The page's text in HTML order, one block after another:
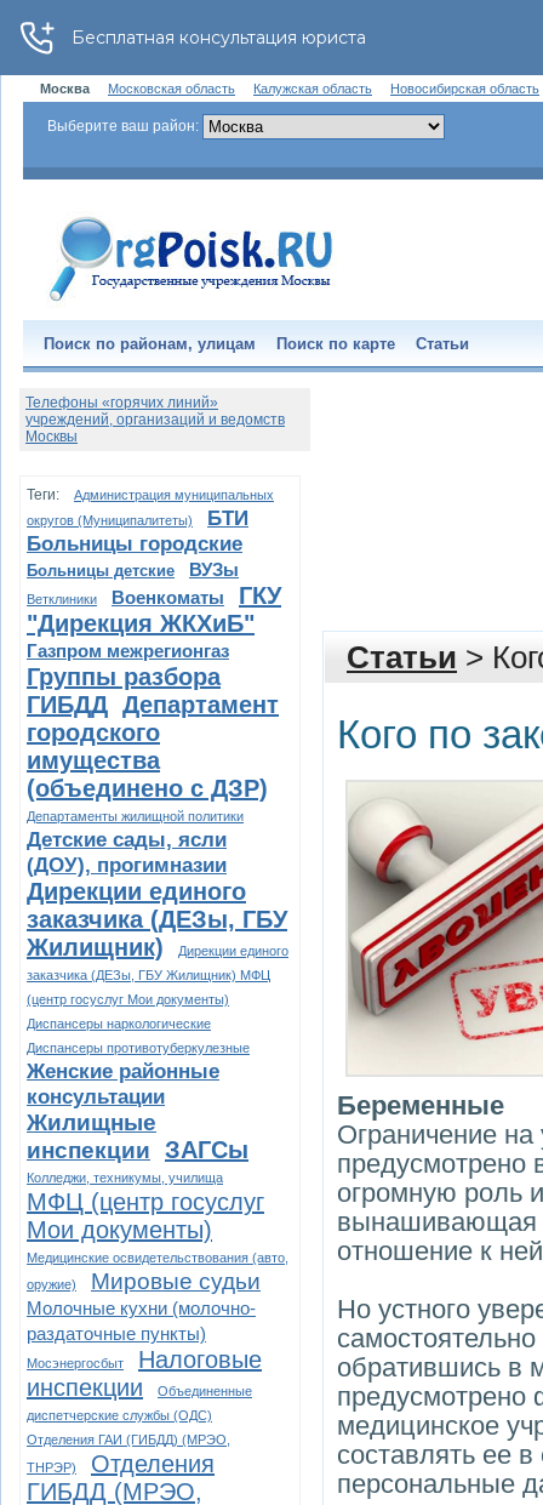
Москва Московская область Калужская область Новосибирская область
Выберите ваш район:
Поиск по районам, улицам Поиск по карте Статьи
Статьи >
Кого по
Беременные
Ограничение
предусмотрено
огромную роль
вынашивающая
отношение к
Но устного
обратившись в
предусмотрено
медицинское
составлять ее
персональные
Телефоны «горячих линий»
учреждений, организаций и ведомств
Москвы
Теги:
Администрация муниципальных
округов (Муниципалитеты)
БТИ
Больницы городские
Больницы детские ВУЗы
Ветклиники Военкоматы
ГКУ
"Дирекция ЖКХиБ"
Газпром межрегионгаз
Группы разбора
ГИБДД Департамент
городского
имущества
(объединено с ДЗР)
Департаменты жилищной политики
Детские сады, ясли
(ДОУ), прогимназии
Дирекции единого
заказчика (ДЕЗы, ГБУ
Жилищник)
Дирекции единого
заказчика (ДЕЗы, ГБУ Жилищник) МФЦ
(центр госуслуг Мои документы)
Диспансеры наркологические
Диспансеры противотуберкулезные
Женские районные
консультации
Жилищные
инспекции
ЗАГСы
Колледжи, техникумы, училища
МФЦ (центр госуслуг
Мои документы)
Медицинские освидетельствования (авто,
оружие)
Мировые судьи
Молочные кухни (молочно-
раздаточные пункты)
Мосэнергосбыт
Налоговые
инспекции
Объединенные
диспетчерские службы (ОДС)
Отделения ГАИ (ГИБДД) (МРЭО,
ТНРЭР)
Отделения
ГИБДД (МРЭО,